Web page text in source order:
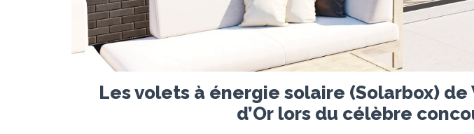
Les volets à énergie solaire (Solarbox)
d’Or lors du célèbre